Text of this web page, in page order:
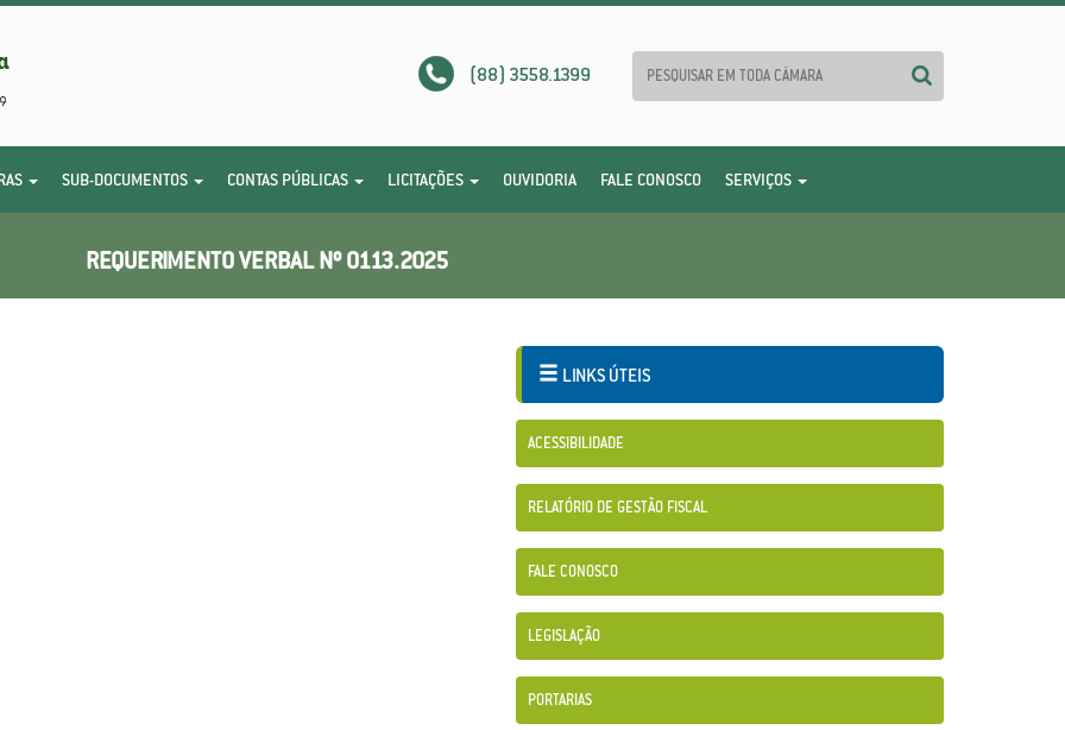
(88) 3558.1399
SUB-DOCUMENTOS CONTAS PÚBLICAS LICITAÇÕES OUVIDORIA FALE CONOSCO SERVIÇOS
REQUERIMENTO VERBAL Nº 0113.2025
LINKS ÚTEIS
ACESSIBILIDADE
RELATÓRIO DE GESTÃO FISCAL
FALE CONOSCO
LEGISLAÇÃO
PORTARIAS